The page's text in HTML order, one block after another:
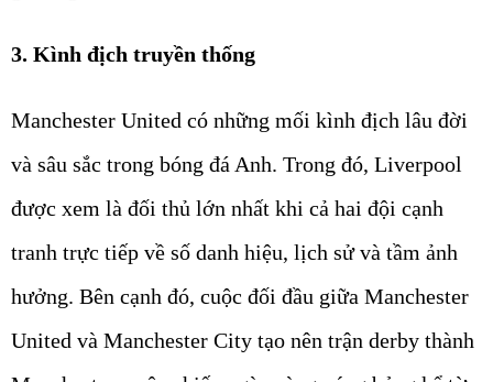
3. Kình địch truyền thống
Manchester United có những mối kình địch lâu đời
và sâu sắc trong bóng đá Anh. Trong đó, Liverpool
được xem là đối thủ lớn nhất khi cả hai đội cạnh
tranh trực tiếp về số danh hiệu, lịch sử và tầm ảnh
hưởng. Bên cạnh đó, cuộc đối đầu giữa Manchester
United và Manchester City tạo nên trận derby thành